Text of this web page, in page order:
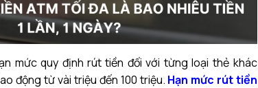
mức quy định rút tiền đối với từng loại thẻ khác
động từ vài triệu đến 100 triệu. Hạn mức rút tiền